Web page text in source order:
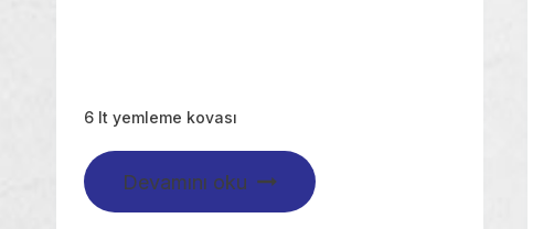
6 lt yemleme kovası
Devamını oku